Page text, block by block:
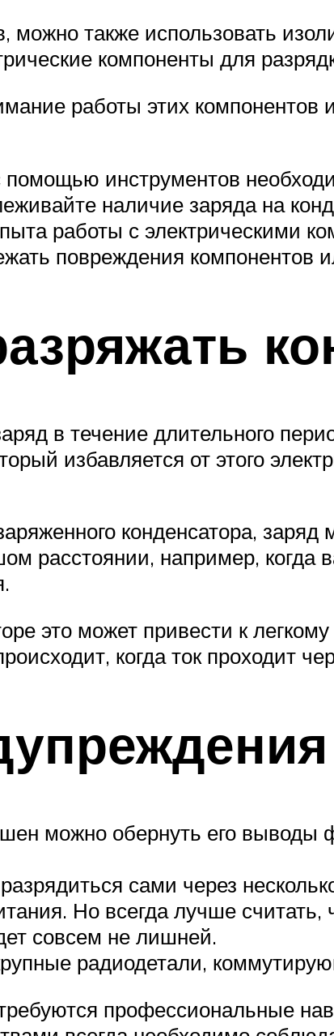
также использовать
компоненты для
работы этих компонентов
помощью инструментов
наличие заряда на
работы с электрическими
повреждения компонентов
в течение длительного
избавляется от этого
конденсатора,
расстоянии, например, когда
это может привести к
когда ток проходит
можно обернуть его выводы
сами через
Но всегда лучше считать,
совсем не лишней.
радиодетали,
профессиональные